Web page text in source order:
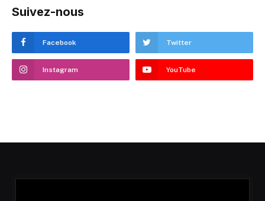
Suivez-nous
Facebook Twitter
Instagram YouTube